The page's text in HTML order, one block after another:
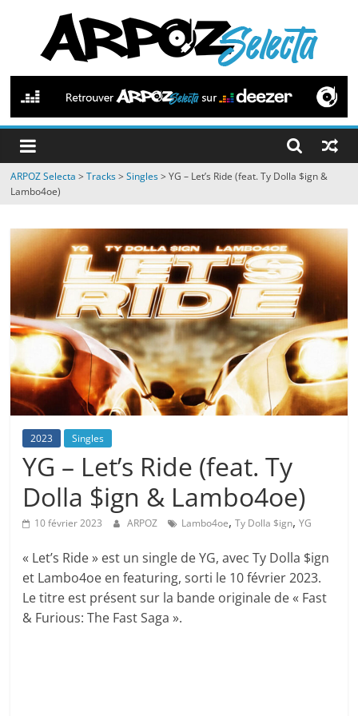
contenu
ARPOZ
Selecta
by
ARPOZ
ARPOZ Selecta >Tracks>Singles>YG – Let’s Ride (feat. Ty Dolla $ign &
Lambo4oe)
2023 Singles
YG – Let’s Ride (feat. Ty
Dolla $ign & Lambo4oe)
10 février 2023 ARPOZ Lambo4oe,Ty Dolla $ign,YG
« Let’s Ride » est un single de YG, avec Ty Dolla $ign
et Lambo4oe en featuring, sorti le 10 février 2023.
Le titre est présent sur la bande originale de « Fast
& Furious: The Fast Saga ».